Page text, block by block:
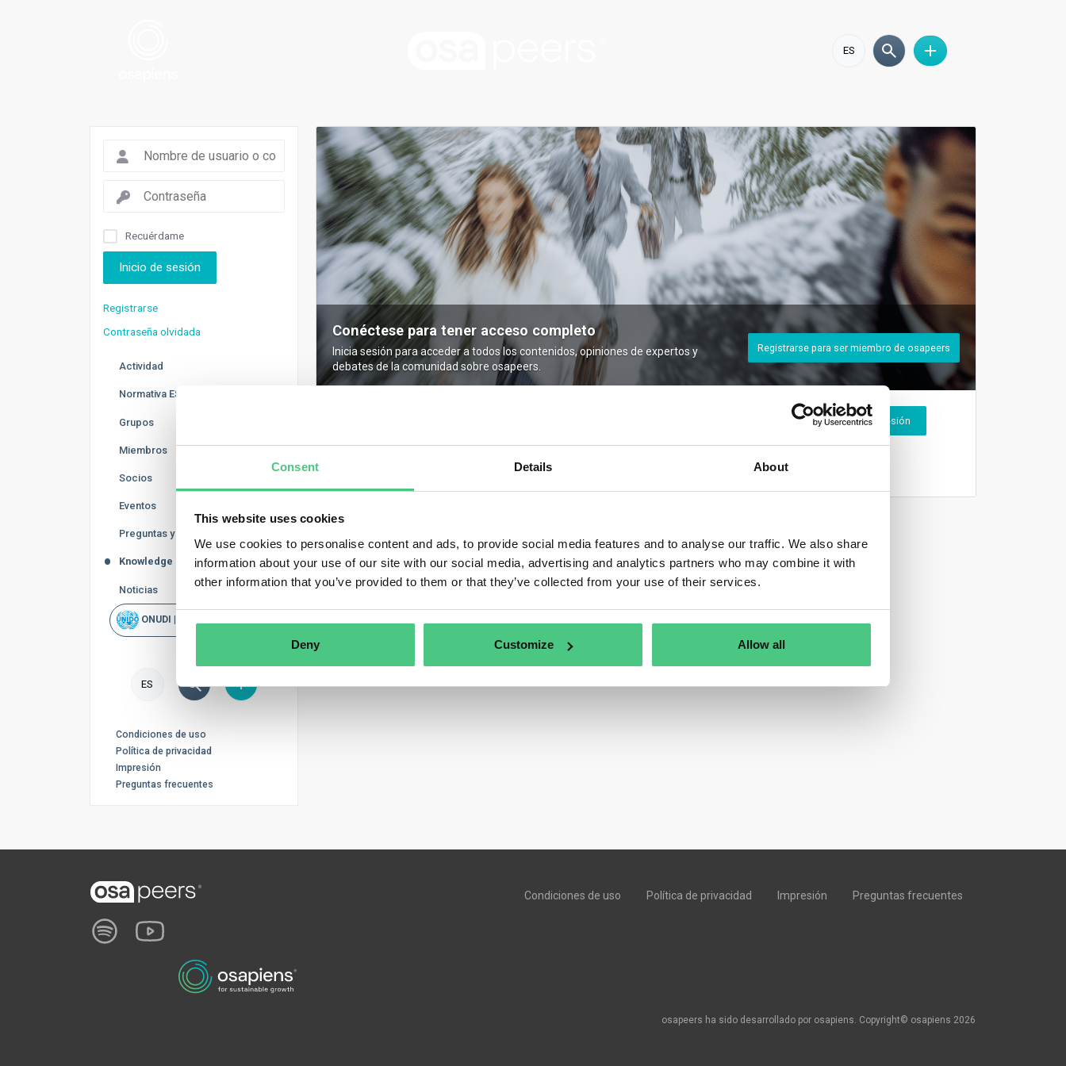
Consent Details About
This website uses cookies
We use cookies to personalise content and ads, to provide social media features and to analyse our traffic. We also share
information about your use of our site with our social media, advertising and analytics partners who may combine it with
other information that you’ve provided to them or that they’ve collected from your use of their services.
Deny Customize Allow all
ES
Conéctese para tener acceso completo
Inicia sesión para acceder a todos los contenidos, opiniones de expertos y
debates de la comunidad sobre osapeers.
Registrarse para ser miembro de osapeers
Inicio de sesión
Recuérdame
Inicio de sesión
Registrarse
Contraseña olvidada
Actividad
Normativa ESG
Grupos
Miembros
Socios
Eventos
Preguntas y Respuestas
Knowledge Base
Noticias
ONUDI | Rapid Scan
ES
Condiciones de uso
Política de privacidad
Impresión
Preguntas frecuentes
Condiciones de uso Política de privacidad Impresión Preguntas frecuentes
osapeers ha sido desarrollado por osapiens. Copyright© osapiens 2026